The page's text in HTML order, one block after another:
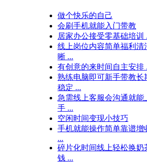
做个快乐的自己
会刷手机就能入门带教
居家办公接受零基础培训
线上岗位内容简单福利清
晰 ...
有创意的来时间自主安排
熟练电脑即可新手带教长
稳定 ...
急需线上客服会沟通就能
手 ...
空闲时间变现小技巧
手机就能操作简单靠谱增
...
碎片化时间线上轻松换奶
钱 ...